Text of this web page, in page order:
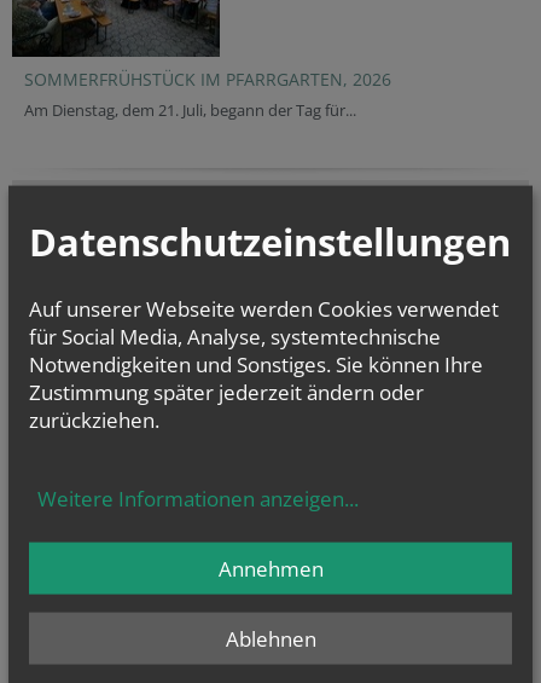
SOMMERFRÜHSTÜCK IM PFARRGARTEN, 2026
Am Dienstag, dem 21. Juli, begann der Tag für...
Hl. Felicissimus und hl. Agapitus, Hl. Gezelinus (Gozelin), Hl.
Gilbert, Hl....
Evangelium
Mt 17, 1–9 Fest der Verklärung des Herrn
Datenschutzeinstellungen
Auf unserer Webseite werden Cookies verwendet
für Social Media, Analyse, systemtechnische
Notwendigkeiten und Sonstiges. Sie können Ihre
Zustimmung später jederzeit ändern oder
zurückziehen.
Weitere Informationen anzeigen...
Ablehnen
Annehmen